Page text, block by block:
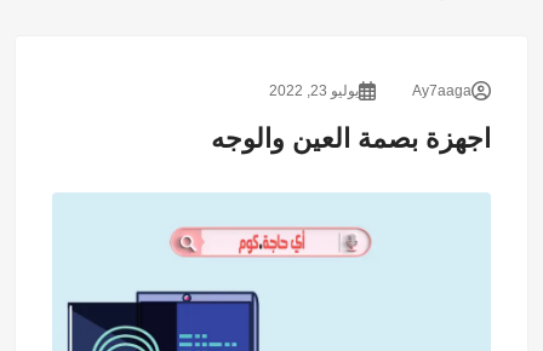
Ay7aaga يوليو 23, 2022
اجهزة بصمة العين والوجه